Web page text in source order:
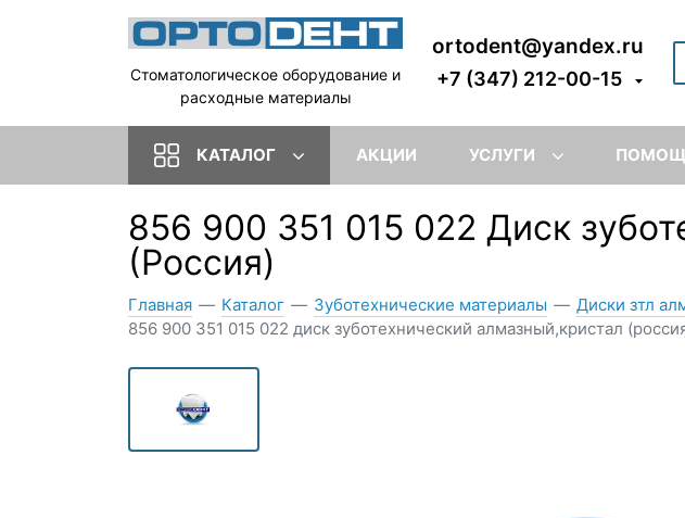
Стоматологическое оборудование и
расходные материалы
ortodent@yandex.ru
+7 (347) 212-00-15
КАТАЛОГ АКЦИИ УСЛУГИ
856 900 351 015 022 Диск
(Россия)
Главная — Каталог — Зуботехнические материалы — Диски зтл
856 900 351 015 022 диск зуботехнический алмазный,кристал